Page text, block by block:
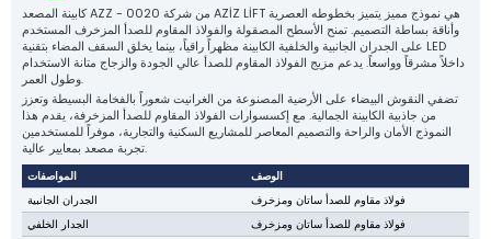
الشركة
المنتجات
الإنتاج
الجودة
الكتالوج
اتصل بنا
منظم السرعة
بكرات الشد
مقابس الحبل
مشابك دليل التوجيه المصبوبة
مشابك الصفائح المعدنية
سلسلة التوازن وملحقاتها
مكونات بلاستيكية
كابينة المصعد AZZ - 0020 من شركة AZİZ LİFT هي نموذج مميز يتميز بخطوطه العصرية
وأناقة بساطة التصميم. تمنح الأسطح المصقولة والفولاذ المقاوم للصدأ المزخرف المستخدم
على الجدران الجانبية والخلفية الكابينة مظهراً راقياً، بينما يخلق السقف المضاء بتقنية LED
داخلاً مشرقاً وواسعاً. يدعم مزيج الفولاذ المقاوم للصدأ عالي الجودة والزجاج متانة الاستخدام
وطول العمر.
تضفي النقوش البيضاء على الأرضية المصنوعة من الغرانيت شعوراً بالفخامة البسيطة وتعزز
من جاذبية الكابينة الجمالية. مع إكسسوارات الفولاذ المقاوم للصدأ المزخرفة، يقدم هذا
النموذج الأمان والراحة والتصميم المعاصر للمشاريع السكنية والتجارية، موفراً للمستخدمين
تجربة مصعد بمعايير عالية.
المواصفات
الوصف
الجدران الجانبية
فولاذ مقاوم للصدأ ساتان ومزخرف
الجدار الخلفي
فولاذ مقاوم للصدأ ساتان ومزخرف